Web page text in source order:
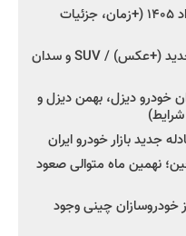
شروع فروش کوییک S سایپا -مرداد ۱۴۰۵ (+زمان، جزئیات
کرمان موتور به دنبال ۲ محصول جدید (+عکس) / SUV و سدان
خودرو دیزل، بهمن دیزل و
بازار خودرو ایران
چین؛ نهمین ماه متوالی صعود
خودروسازان چینی وجود